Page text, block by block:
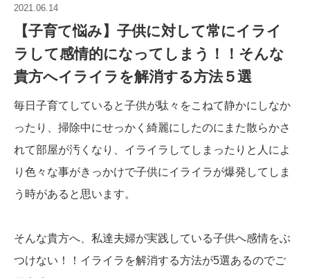
2021.06.14
【子育て悩み】子供に対して常にイライ
ラして感情的になってしまう！！そんな
貴方へイライラを解消する方法５選
毎日子育てしていると子供が駄々をこねて静かにしなか
ったり、掃除中にせっかく綺麗にしたのにまた散らかさ
れて部屋が汚くなり、イライラしてしまったりと人によ
り色々な事がきっかけで子供にイライラが爆発してしま
う時があると思います。
そんな貴方へ、私達夫婦が実践している子供へ感情をぶ
つけない！！イライラを解消する方法が5選あるのでご